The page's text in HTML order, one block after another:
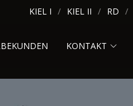
KIEL I KIEL II RD
KONTAKT